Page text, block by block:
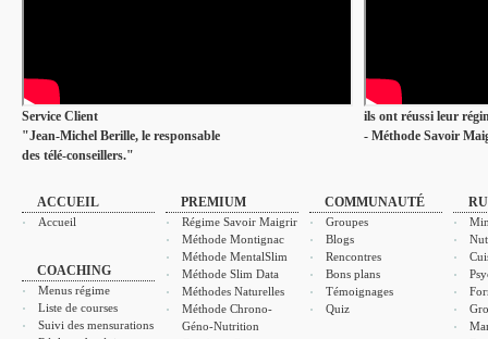
Service Client
"Jean-Michel Berille, le responsable
des télé-conseillers."
ils ont réussi leur
- Méthode Savoir
ACCUEIL
Accueil
COACHING
Menus régime
Liste de courses
Suivi des mensurations
PREMIUM
Régime Savoir Maigrir
Méthode Montignac
Méthode MentalSlim
Méthode Slim Data
Méthodes Naturelles
Méthode Chrono-
Géno-Nutrition
COMMUNAUTÉ
Groupes
Blogs
Rencontres
Bons plans
Témoignages
Quiz